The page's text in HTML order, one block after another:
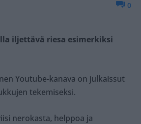
0
iljettävä riesa esimerkiksi
Youtube-kanava on julkaissut
tekemiseksi.
nerokasta, helppoa ja